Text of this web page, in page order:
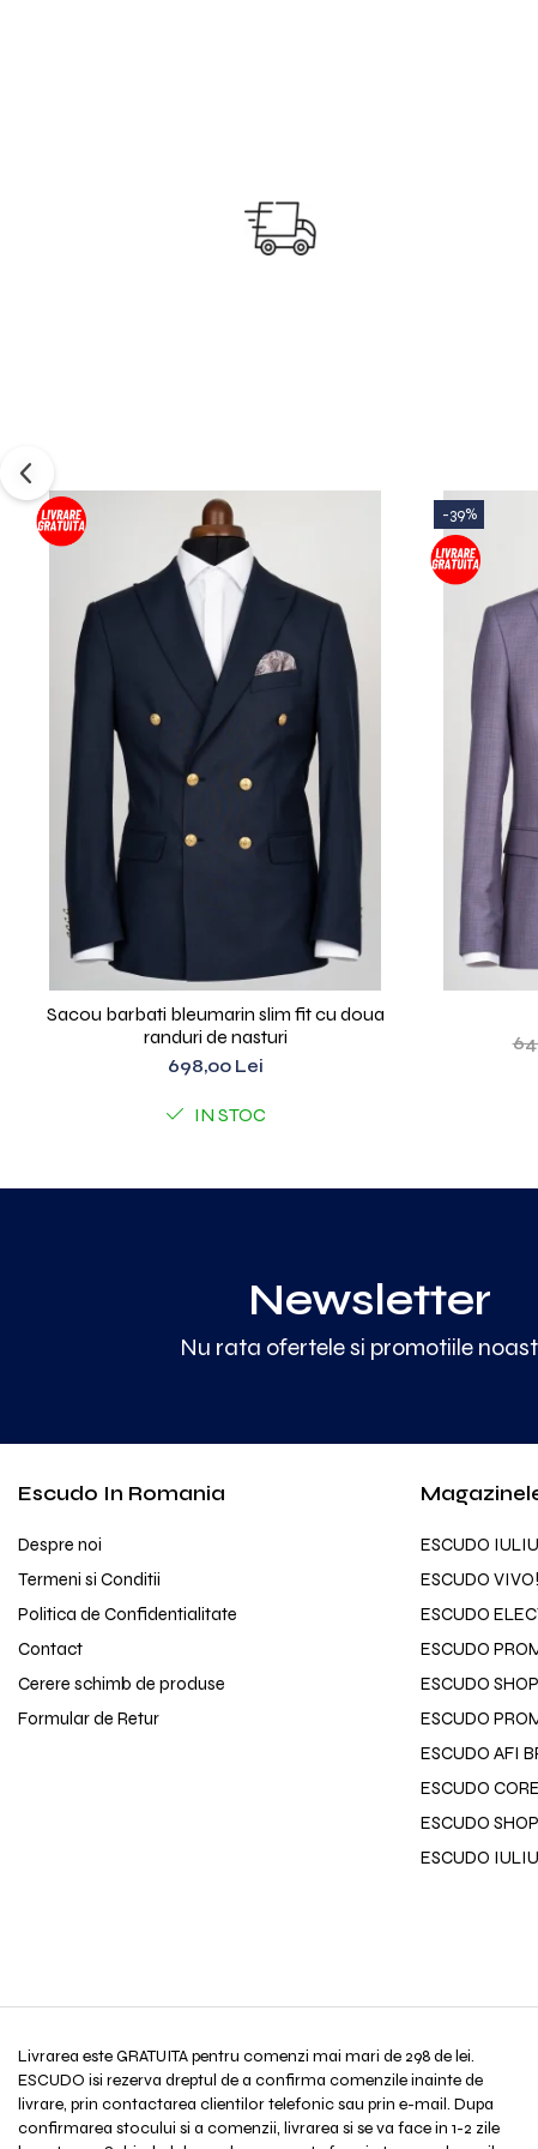
Sacou barbati bleumarin slim fit cu doua
randuri de nasturi
698,00 Lei
IN STOC
-39%
Newsletter
Nu rata ofertele si promotiile
Escudo In Romania
Despre noi
Termeni si Conditii
Politica de Confidentialitate
Contact
Cerere schimb de produse
Formular de Retur
ESCUDO
ESCUDO
ESCUDO
ESCUDO
ESCUDO
ESCUDO
ESCUDO AFI
ESCUDO
ESCUDO
ESCUDO
Livrarea este GRATUITA pentru comenzi mai mari de 298 de lei.
ESCUDO isi rezerva dreptul de a confirma comenzile inainte de
livrare, prin contactarea clientilor telefonic sau prin e-mail. Dupa
confirmarea stocului si a comenzii, livrarea si se va face in 1-2 zile